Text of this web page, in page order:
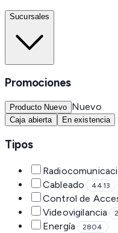
Sucursales
Promociones
Producto Nuevo Nuevo
Caja abierta En existencia
Tipos
Cableado 4413
Control de
Videovigilancia
Energía 2804